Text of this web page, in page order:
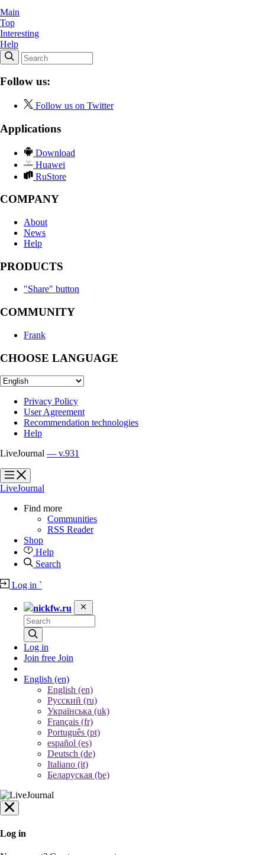
Main
Top
Interesting
Help
Follow us:
Follow us on Twitter
Applications
Download
Huawei
RuStore
COMPANY
About
News
Help
PRODUCTS
"Share" button
COMMUNITY
Frank
CHOOSE LANGUAGE
Privacy Policy
User Agreement
Recommendation technologies
Help
LiveJournal — v.931
?
?
LiveJournal
Find more
Communities
RSS Reader
Shop
Help
Search
Log in `
nickfw.ru
Log in
Join free Join
English (en)
English (en)
Русский (ru)
Українська (uk)
Français (fr)
Português (pt)
español (es)
Deutsch (de)
Italiano (it)
Беларуская (be)
Log in